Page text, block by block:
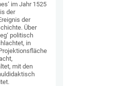
im Jahr 1525
der
der
Über
politisch
in
mit den